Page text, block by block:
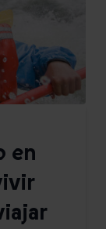
en